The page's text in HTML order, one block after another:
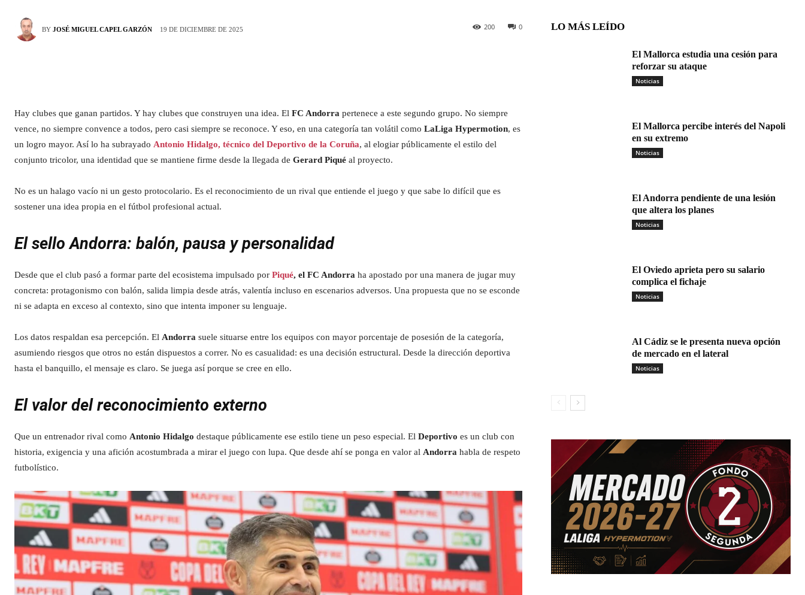
BY JOSÉ MIGUEL CAPEL GARZÓN 19 DE DICIEMBRE DE 2025 0
200
Hay clubes que ganan partidos. Y hay clubes que construyen una idea. El FC Andorra pertenece a este segundo grupo. No siempre
vence, no siempre convence a todos, pero casi siempre se reconoce. Y eso, en una categoría tan volátil como LaLiga Hypermotion, es
un logro mayor. Así lo ha subrayado Antonio Hidalgo, técnico del Deportivo de la Coruña, al elogiar públicamente el estilo del
conjunto tricolor, una identidad que se mantiene firme desde la llegada de Gerard Piqué al proyecto.
No es un halago vacío ni un gesto protocolario. Es el reconocimiento de un rival que entiende el juego y que sabe lo difícil que es
sostener una idea propia en el fútbol profesional actual.
El sello Andorra: balón, pausa y personalidad
Desde que el club pasó a formar parte del ecosistema impulsado por Piqué, el FC Andorra ha apostado por una manera de jugar muy
concreta: protagonismo con balón, salida limpia desde atrás, valentía incluso en escenarios adversos. Una propuesta que no se esconde
ni se adapta en exceso al contexto, sino que intenta imponer su lenguaje.
Los datos respaldan esa percepción. El Andorra suele situarse entre los equipos con mayor porcentaje de posesión de la categoría,
asumiendo riesgos que otros no están dispuestos a correr. No es casualidad: es una decisión estructural. Desde la dirección deportiva
hasta el banquillo, el mensaje es claro. Se juega así porque se cree en ello.
El valor del reconocimiento externo
Que un entrenador rival como Antonio Hidalgo destaque públicamente ese estilo tiene un peso especial. El Deportivo es un club con
historia, exigencia y una afición acostumbrada a mirar el juego con lupa. Que desde ahí se ponga en valor al Andorra habla de respeto
futbolístico.
LO MÁS LEÍDO
El Mallorca estudia una cesión para
reforzar su ataque
Noticias
El Mallorca percibe interés del Napoli
en su extremo
Noticias
El Andorra pendiente de una lesión
que altera los planes
Noticias
El Oviedo aprieta pero su salario
complica el fichaje
Noticias
Al Cádiz se le presenta nueva opción
de mercado en el lateral
Noticias